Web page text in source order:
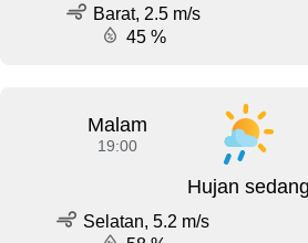
Barat, 2.5 m/s
45 %
Malam
19:00
Hujan sedang
Selatan, 5.2 m/s